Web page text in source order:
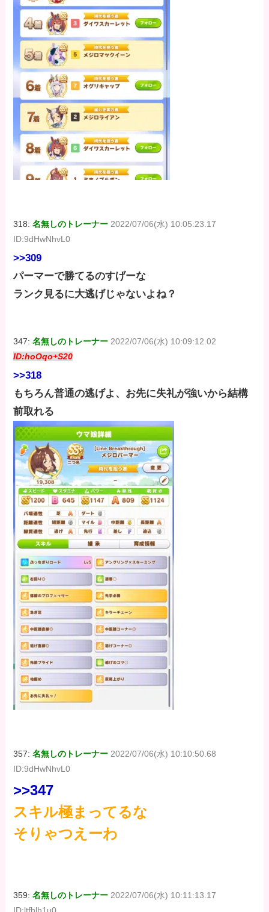
318:名無しのトレーナー 2022/07/06(水) 10:05:23.17
ID:9dHwNhvL0
>>309
パーマーで勝てるのすげーな
ランク見るに大逃げじゃないよね？
347:名無しのトレーナー 2022/07/06(水) 10:09:12.02
ID:hoOqo+S20
>>318
もちろん普通の逃げよ、お先に失礼が強いから結構
前取れる
357:名無しのトレーナー 2022/07/06(水) 10:10:50.68
ID:9dHwNhvL0
>>347
スキル極まってるな
そりゃつえーわ
359:名無しのトレーナー 2022/07/06(水) 10:11:13.17
ID:ltfhlh1u0